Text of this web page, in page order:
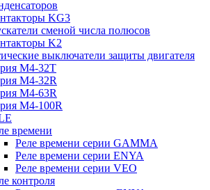
KG3
сменой числа полюсов
K2
выключатели защиты двигателя
M4-32T
M4-32R
M4-63R
M4-100R
времени
Реле времени серии GAMMA
Реле времени серии ENYA
Реле времени серии VEO
контроля